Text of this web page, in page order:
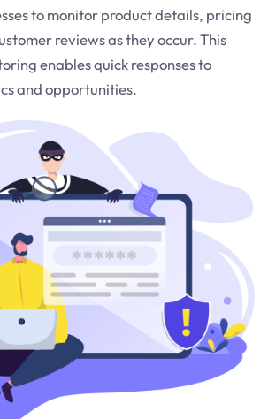
to monitor product details, pricing
reviews as they occur. This
enables quick responses to
and opportunities.